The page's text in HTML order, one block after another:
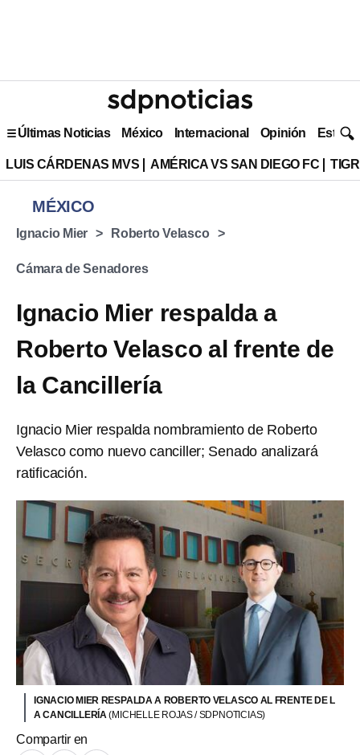
Últimas Noticias México Internacional Opinión Estilo
LUIS CÁRDENAS MVS AMÉRICA VS SAN DIEGO FC
MÉXICO
Ignacio Mier Roberto Velasco
Cámara de Senadores
Ignacio Mier respalda a
Roberto Velasco al frente de
la Cancillería
Ignacio Mier respalda nombramiento de Roberto
Velasco como nuevo canciller; Senado analizará
ratificación.
IGNACIO MIER RESPALDA A ROBERTO VELASCO AL FRENTE DE L
A CANCILLERÍA(MICHELLE ROJAS / SDPNOTICIAS)
Compartir en